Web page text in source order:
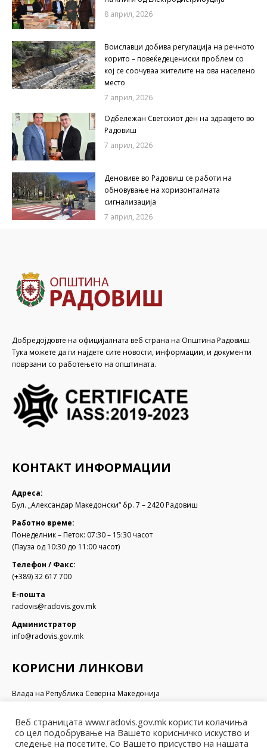
8 април, 2026
Воиславци добива регулација на речното
корито – повеќедецениски проблем со
кој се соочуваа жителите на ова населено
место
7 април, 2026
Одбележан Светскиот ден на здравјето во
Радовиш
7 април, 2026
Деновиве во Радовиш се работи на
обновување на хоризонталната
сигнализација
7 април, 2026
Добредојдовте на официјалната веб страна на Општина Радовиш.
Тука можете да ги најдете сите новости, информации, и документи
поврзани со работењето на општината.
КОНТАКТ ИНФОРМАЦИИ
Адреса:
Бул. „Александар Македонски“ бр. 7 – 2420 Радовиш
Работно време:
Понеделник – Петок: 07:30 – 15:30 часот
(Пауза од 10:30 до 11:00 часот)
Телефон / Факс:
(+389) 32 617 700
Е-пошта
radovis@radovis.gov.mk
Администратор
info@radovis.gov.mk
КОРИСНИ ЛИНКОВИ
Влада на Република Северна Македонија
Министерство за финансии
Министерство за транспорт и врски
Министерство за локална самоуправа
Веб страницата www.radovis.gov.mk користи колачиња
со цел подобрување на Вашето корисничко искуство и
следење на посетите. Со Вашето присуство на нашата